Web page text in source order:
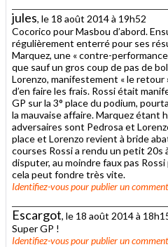
jules, le 18 août 2014 à 19h52
Cocorico pour Masbou d’abord.
régulièrement enterré pour ses
Marquez, une « contre-
que sauf un gros coup de pas de
Lorenzo, manifestement « le retour
d’en faire les frais. Rossi était
GP sur la 3° place du podium,
la mauvaise affaire. Marquez étant
adversaires sont Pedrosa et
place et Lorenzo revient à bride
courses Rossi a rendu un petit 20s
disputer, au moindre faux pas
cela peut fondre très vite.
Identifiez-vouspour publier un
Escargot, le 18 août 2014 à
Super GP !
Identifiez-vouspour publier un